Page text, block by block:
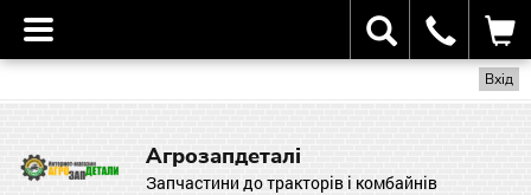
Вхід
Агрозапдеталі
Запчастини до тракторів і комбайнів